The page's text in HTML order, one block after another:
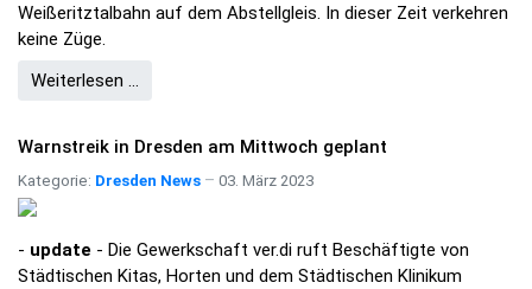
Weißeritztalbahn auf dem Abstellgleis. In dieser Zeit verkehren
keine Züge.
Weiterlesen …
Warnstreik in Dresden am Mittwoch geplant
Kategorie: Dresden News 03. März 2023
- update - Die Gewerkschaft ver.di ruft Beschäftigte von
Städtischen Kitas, Horten und dem Städtischen Klinikum